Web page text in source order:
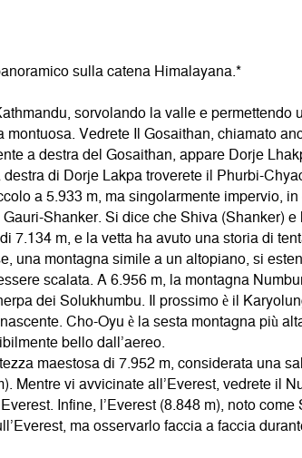
sulla catena Himalayana.*
sorvolando la valle e permettendo
Vedrete Il Gosaithan, chiamato
a destra del Gosaithan, appare Dorje
di Dorje Lakpa troverete il Phurbi-
a 5.933 m, ma singolarmente impervio,
Shanker. Si dice che Shiva (Shanker) e
7.134 m, e la vetta ha avuto una storia di
una montagna simile a un altopiano, si
scalata. A 6.956 m, la montagna
dei Solukhumbu. Il prossimo è il
Cho-Oyu è la sesta montagna più
bello dall’aereo.
maestosa di 7.952 m, considerata una
Mentre vi avvicinate all’Everest, vedrete il
Infine, l’Everest (8.848 m), noto
ma osservarlo faccia a faccia